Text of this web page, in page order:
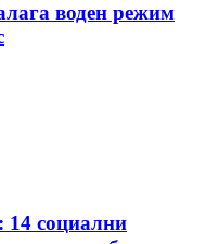
воден режим
14 социални